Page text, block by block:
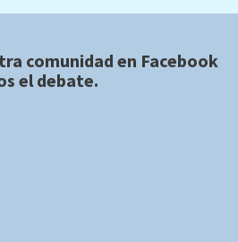
comunidad en Facebook
el debate.